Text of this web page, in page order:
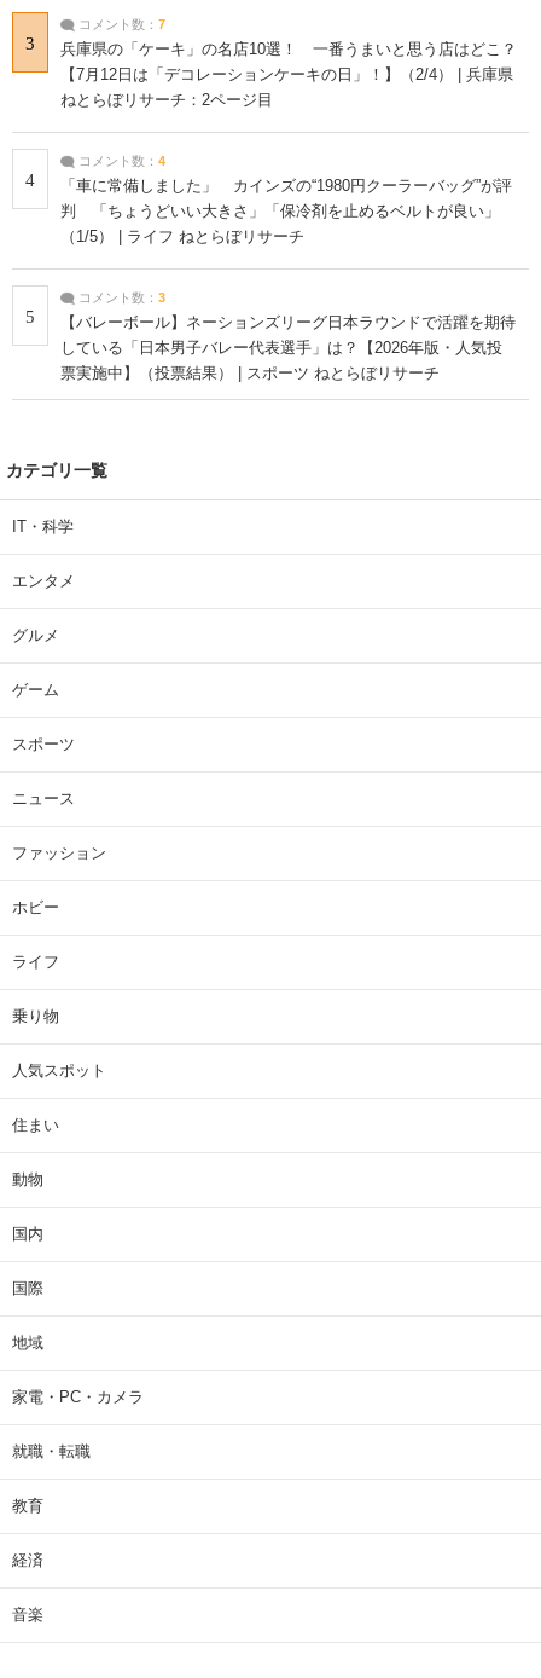
3
コメント数： 7
兵庫県の「ケーキ」の名店10選！ 一番うまいと思う店はどこ？
【7月12日は「デコレーションケーキの日」！】（2/4） | 兵庫県
ねとらぼリサーチ：2ページ目
4
コメント数： 4
「車に常備しました」 カインズの“1980円クーラーバッグ”が評
判 「ちょうどいい大きさ」「保冷剤を止めるベルトが良い」
（1/5） | ライフ ねとらぼリサーチ
5
コメント数： 3
【バレーボール】ネーションズリーグ日本ラウンドで活躍を期待
している「日本男子バレー代表選手」は？【2026年版・人気投
票実施中】（投票結果） | スポーツ ねとらぼリサーチ
カテゴリ一覧
IT・科学
エンタメ
グルメ
ゲーム
スポーツ
ニュース
ファッション
ホビー
ライフ
乗り物
人気スポット
住まい
動物
国内
国際
地域
家電・PC・カメラ
就職・転職
教育
経済
音楽